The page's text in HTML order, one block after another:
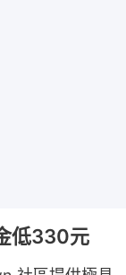
低330元